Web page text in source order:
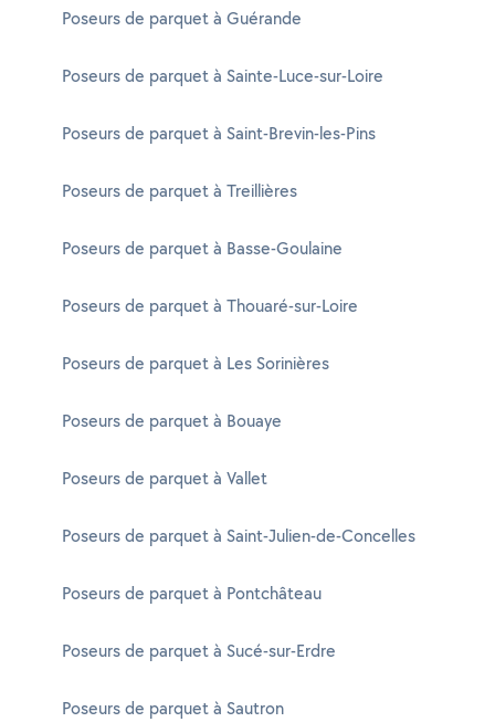
Poseurs de parquet à Guérande
Poseurs de parquet à Sainte-Luce-sur-Loire
Poseurs de parquet à Saint-Brevin-les-Pins
Poseurs de parquet à Treillières
Poseurs de parquet à Basse-Goulaine
Poseurs de parquet à Thouaré-sur-Loire
Poseurs de parquet à Les Sorinières
Poseurs de parquet à Bouaye
Poseurs de parquet à Vallet
Poseurs de parquet à Saint-Julien-de-Concelles
Poseurs de parquet à Pontchâteau
Poseurs de parquet à Sucé-sur-Erdre
Poseurs de parquet à Sautron